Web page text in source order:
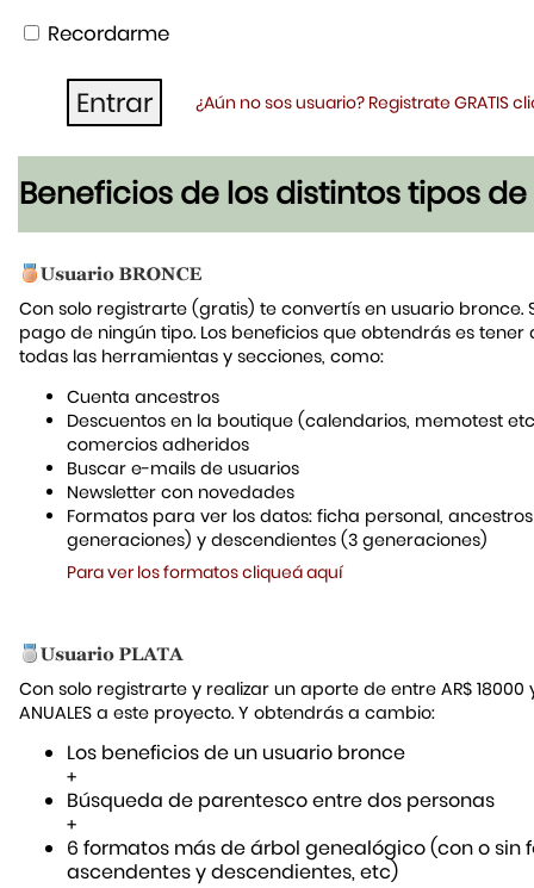
Recordarme
¿Aún no sos usuario? Registrate GRATIS
Beneficios de los distintos tipos de
Con solo registrarte (gratis) te convertís en usuario bronce.
pago de ningún tipo. Los beneficios que obtendrás es tener
todas las herramientas y secciones, como:
Cuenta ancestros
Descuentos en la boutique (calendarios, memotest
comercios adheridos
Buscar e-mails de usuarios
Newsletter con novedades
Formatos para ver los datos: ficha personal,
generaciones) y descendientes (3 generaciones)
Para ver los formatos cliqueá aquí
Con solo registrarte y realizar un aporte de entre AR$ 18000
ANUALES a este proyecto. Y obtendrás a cambio:
Los beneficios de un usuario bronce
+
Búsqueda de parentesco entre dos personas
+
6 formatos más de árbol genealógico (con o sin
ascendentes y descendientes, etc)